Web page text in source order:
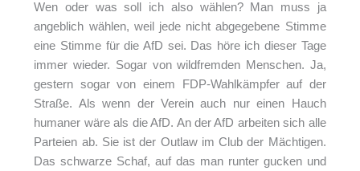
Wen oder was soll ich also wählen? Man muss ja
angeblich wählen, weil jede nicht abgegebene Stimme
eine Stimme für die AfD sei. Das höre ich dieser Tage
immer wieder. Sogar von wildfremden Menschen. Ja,
gestern sogar von einem FDP-Wahlkämpfer auf der
Straße. Als wenn der Verein auch nur einen Hauch
humaner wäre als die AfD. An der AfD arbeiten sich alle
Parteien ab. Sie ist der Outlaw im Club der Mächtigen.
Das schwarze Schaf, auf das man runter gucken und